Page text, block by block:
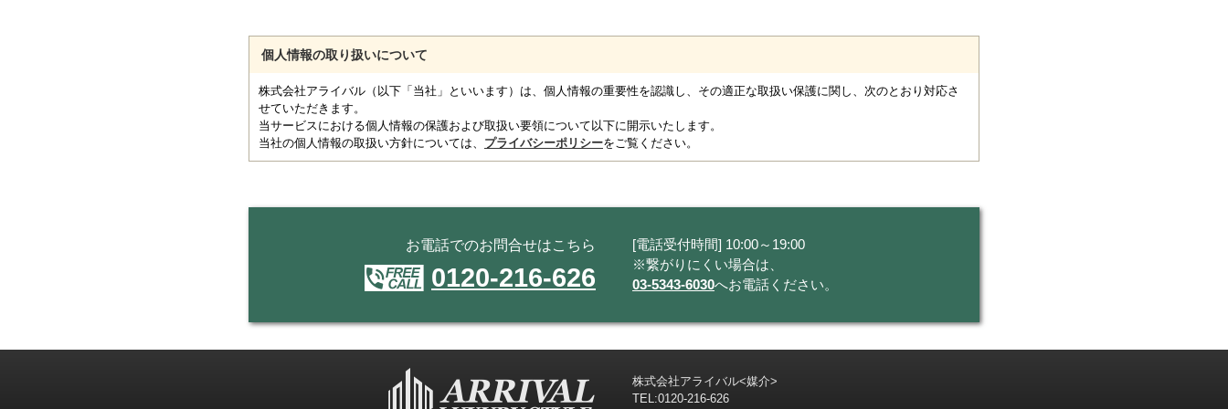
個人情報の取り扱いについて
株式会社アライバル（以下「当社」といいます）は、個人情報の重要性を認識し、その適正な取扱い保護に関し、次のとおり対応さ
せていただきます。
当サービスにおける個人情報の保護および取扱い要領について以下に開示いたします。
当社の個人情報の取扱い方針については、 プライバシーポリシーをご覧ください。
お電話でのお問合せはこちら
0120-216-626
[電話受付時間] 10:00～19:00
※繋がりにくい場合は、
03-5343-6030へお電話ください。
株式会社アライバル<媒介>
TEL:0120-216-626